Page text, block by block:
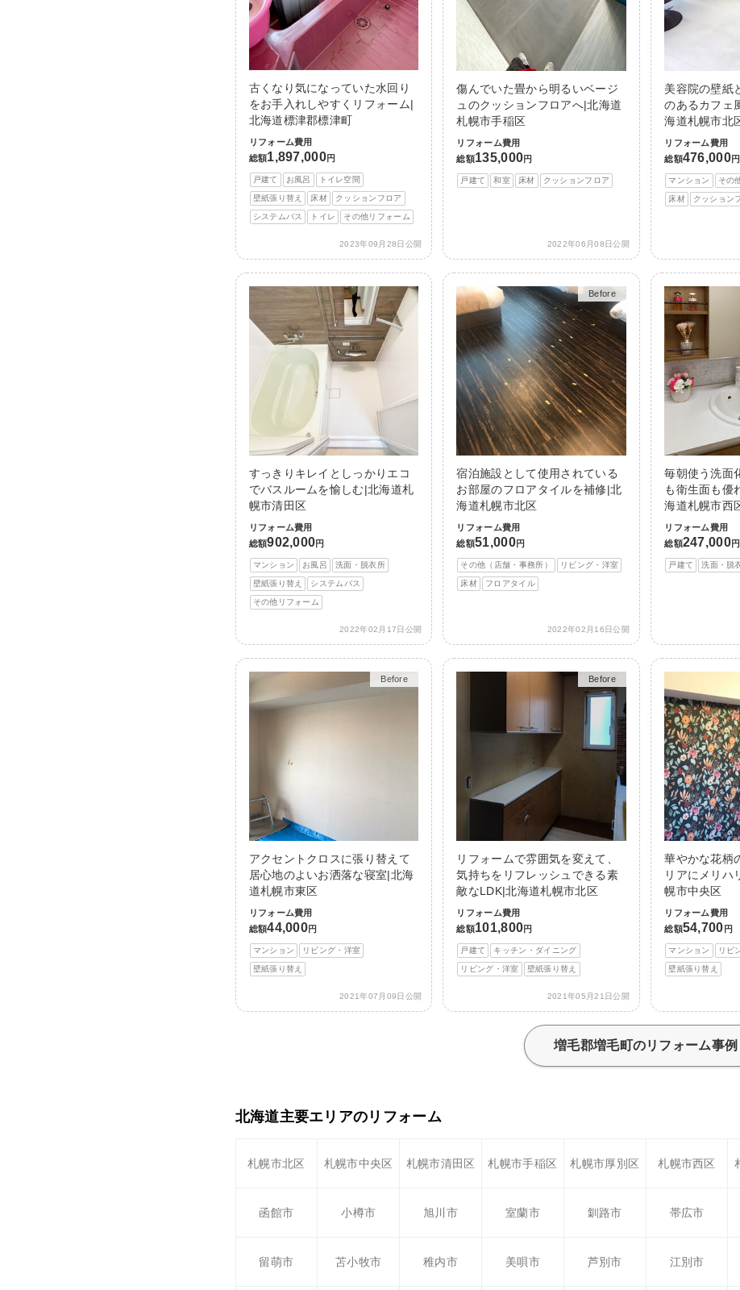
古くなり気になっていた水回り
をお手入れしやすくリフォーム|
北海道標津郡標津町
リフォーム費用
総額1,897,000円
戸建て お風呂 トイレ空間
壁紙張り替え 床材 クッションフロア
システムバス トイレ その他リフォーム
2023年09月28日公開
傷んでいた畳から明るいベージ
ュのクッションフロアへ|北海道
札幌市手稲区
リフォーム費用
総額135,000円
戸建て 和室 床材 クッションフロア
2022年06月08日公開
美容院の壁紙
のあるカフェ
海道札幌市北
リフォーム費用
総額476,000円
マンション その
床材 クッション
すっきりキレイとしっかりエコ
でバスルームを愉しむ|北海道札
幌市清田区
リフォーム費用
総額902,000円
マンション お風呂 洗面・脱衣所
壁紙張り替え システムバス
その他リフォーム
2022年02月17日公開
Before
After
宿泊施設として使用されている
お部屋のフロアタイルを補修|北
海道札幌市北区
リフォーム費用
総額51,000円
その他（店舗・事務所） リビング・洋室
床材 フロアタイル
2022年02月16日公開
毎朝使う洗面
も衛生面も優
海道札幌市西
リフォーム費用
総額247,000円
戸建て 洗面・脱
Before
After
アクセントクロスに張り替えて
居心地のよいお洒落な寝室|北海
道札幌市東区
リフォーム費用
総額44,000円
マンション リビング・洋室
壁紙張り替え
2021年07月09日公開
Before
After
リフォームで雰囲気を変えて、
気持ちをリフレッシュできる素
敵なLDK|北海道札幌市北区
リフォーム費用
総額101,800円
戸建て キッチン・ダイニング
リビング・洋室 壁紙張り替え
2021年05月21日公開
華やかな花柄
リアにメリハ
幌市中央区
リフォーム費用
総額54,700 円
マンション リビ
壁紙張り替え
増毛郡増毛町のリフォーム事例
北海道主要エリアのリフォーム
札幌市北区 札幌市中央区 札幌市清田区 札幌市手稲区 札幌市厚別区 札幌市西区
函館市 小樽市 旭川市 室蘭市 釧路市 帯広市
留萌市 苫小牧市 稚内市 美唄市 芦別市 江別市